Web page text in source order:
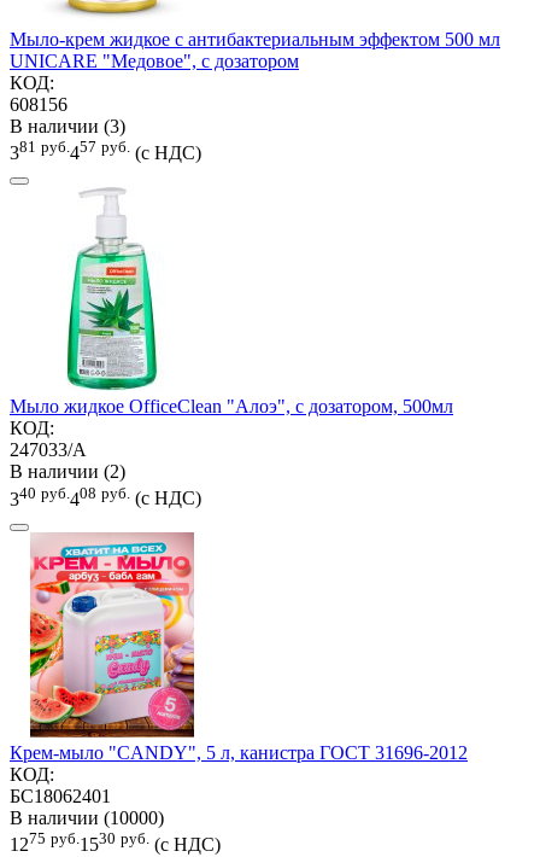
Мыло-крем жидкое с антибактериальным эффектом 500 мл
UNICARE "Медовое", с дозатором
КОД:
608156
В наличии (3)
381 руб.457 руб. (с НДС)
Мыло жидкое OfficeClean "Алоэ", с дозатором, 500мл
КОД:
247033/А
В наличии (2)
340 руб. 408 руб. (с НДС)
Крем-мыло "CANDY", 5 л, канистра ГОСТ 31696-2012
КОД:
БС18062401
В наличии (10000)
1275 руб. 1530 руб. (с НДС)